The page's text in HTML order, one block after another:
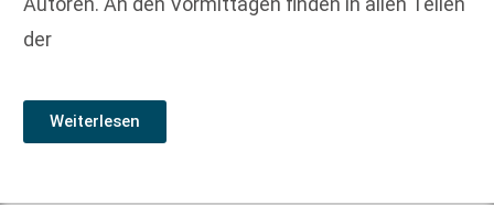
der
Weiterlesen